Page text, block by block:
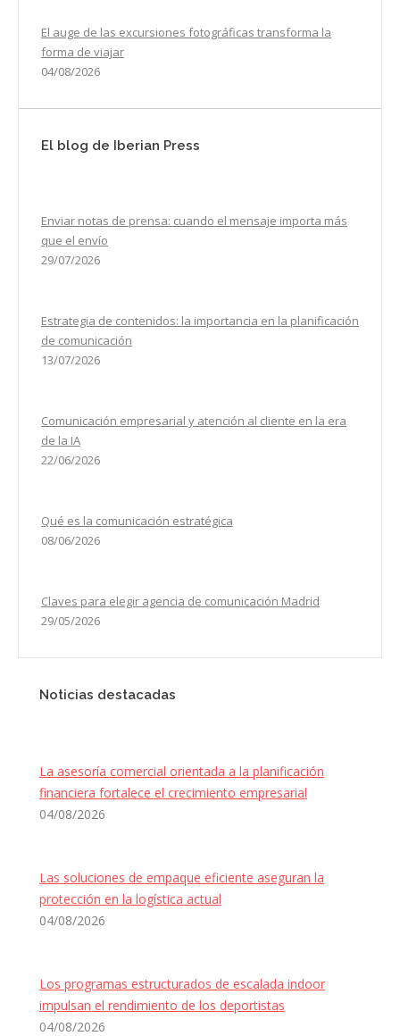
El auge de las excursiones fotográficas transforma la
forma de viajar
04/08/2026
El blog de Iberian Press
Enviar notas de prensa: cuando el mensaje importa más
que el envío
29/07/2026
Estrategia de contenidos: la importancia en la planificación
de comunicación
13/07/2026
Comunicación empresarial y atención al cliente en la era
de la IA
22/06/2026
Qué es la comunicación estratégica
08/06/2026
Claves para elegir agencia de comunicación Madrid
29/05/2026
Noticias destacadas
La asesoría comercial orientada a la planificación
financiera fortalece el crecimiento empresarial
04/08/2026
Las soluciones de empaque eficiente aseguran la
protección en la logística actual
04/08/2026
Los programas estructurados de escalada indoor
impulsan el rendimiento de los deportistas
04/08/2026